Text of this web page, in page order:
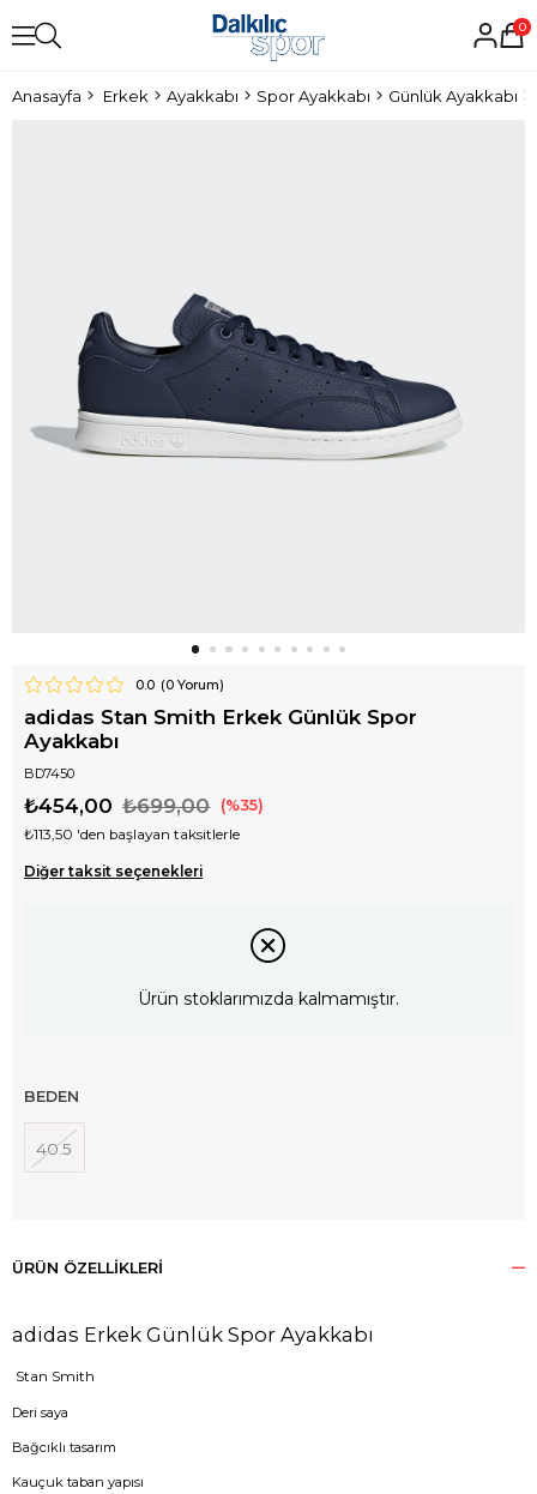
0
Anasayfa Erkek Ayakkabı Spor Ayakkabı Günlük Ayakkabı
0.0 (0Yorum)
adidas Stan Smith Erkek Günlük Spor
Ayakkabı
BD7450
₺699,00
₺454,00 35
₺113,50 'den başlayan taksitlerle
Diğer taksit seçenekleri
Ürün stoklarımızda kalmamıştır.
BEDEN
40.5
ÜRÜN ÖZELLIKLERI
adidas Erkek Günlük Spor Ayakkabı
Stan Smith
Deri saya
Bağcıklı tasarım
Kauçuk taban yapısı